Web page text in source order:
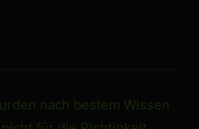
nach bestem Wissen